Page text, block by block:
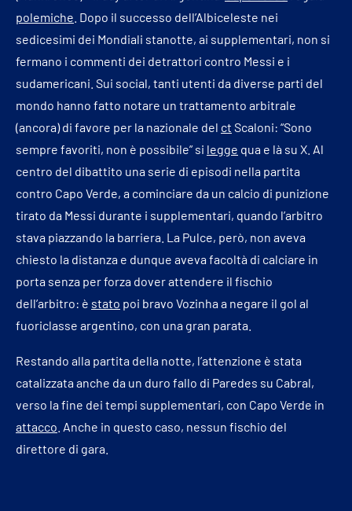
polemiche . Dopo il successo dell’Albiceleste nei
sedicesimi dei Mondiali stanotte, ai supplementari, non si
fermano i commenti dei detrattori contro Messi e i
sudamericani. Sui social, tanti utenti da diverse parti del
mondo hanno fatto notare un trattamento arbitrale
(ancora) di favore per la nazionale del ct Scaloni: “Sono
sempre favoriti, non è possibile” si legge qua e là su X. Al
centro del dibattito una serie di episodi nella partita
contro Capo Verde, a cominciare da un calcio di punizione
tirato da Messi durante i supplementari, quando l’arbitro
stava piazzando la barriera. La Pulce, però, non aveva
chiesto la distanza e dunque aveva facoltà di calciare in
porta senza per forza dover attendere il fischio
dell’arbitro: è stato poi bravo Vozinha a negare il gol al
fuoriclasse argentino, con una gran parata.
Restando alla partita della notte, l’attenzione è stata
catalizzata anche da un duro fallo di Paredes su Cabral,
verso la fine dei tempi supplementari, con Capo Verde in
attacco . Anche in questo caso, nessun fischio del
direttore di gara.